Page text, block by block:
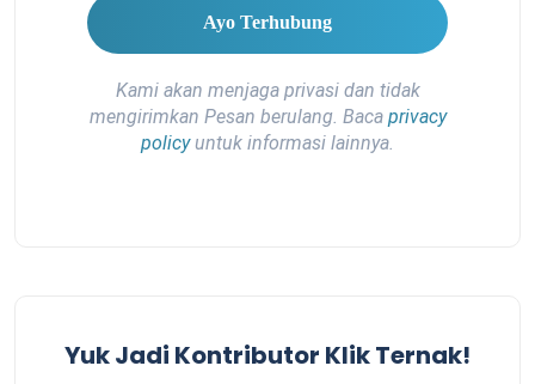
Kami akan menjaga privasi dan tidak
mengirimkan Pesan berulang. Baca privacy
policyuntuk informasi lainnya.
Yuk Jadi Kontributor Klik Ternak!